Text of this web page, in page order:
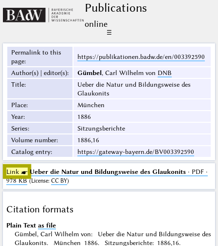
Publications
online
☰
Permalink to this
page:
https://publikationen.badw.de/en/003392590
Author(s) | editor(s): Gümbel, Carl Wilhelm von DNB
Title:
Ueber die Natur und Bildungsweise des
Glaukonits
Place:
München
Year:
1886
Series:
Sitzungsberichte
Volume number:
1886,16
Catalog entry: https://gateway-bayern.de/BV003392590
Link ☛ Ueber die Natur und Bildungsweise des Glaukonits· PDF ·
978 KB (License: CC BY)
Citation formats
Plain Text as file
Gümbel, Carl Wilhelm von: Ueber die Natur und Bildungsweise des
Glaukonits. München 1886. Sitzungsberichte: 1886,16.